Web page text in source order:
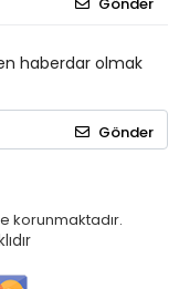
haberdar olmak
Gönder
korunmaktadır.